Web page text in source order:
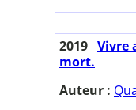
2019 Vivre
mort.
Auteur :